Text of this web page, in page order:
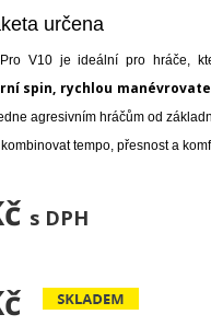
určena
V10 je ideální pro hráče,
spin, rychlou
agresivním hráčům od
tempo, přesnost a
s DPH